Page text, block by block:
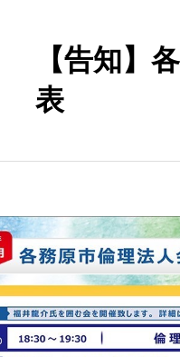
【告知】
表